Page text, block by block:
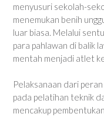
menyusuri sekolah-
menemukan benih
luar biasa. Melalui
para pahlawan di balik
mentah menjadi atlet
Pelaksanaan dari
pada pelatihan teknik
mencakup